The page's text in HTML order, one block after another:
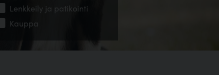
Lenkkeily ja patikointi
Kauppa